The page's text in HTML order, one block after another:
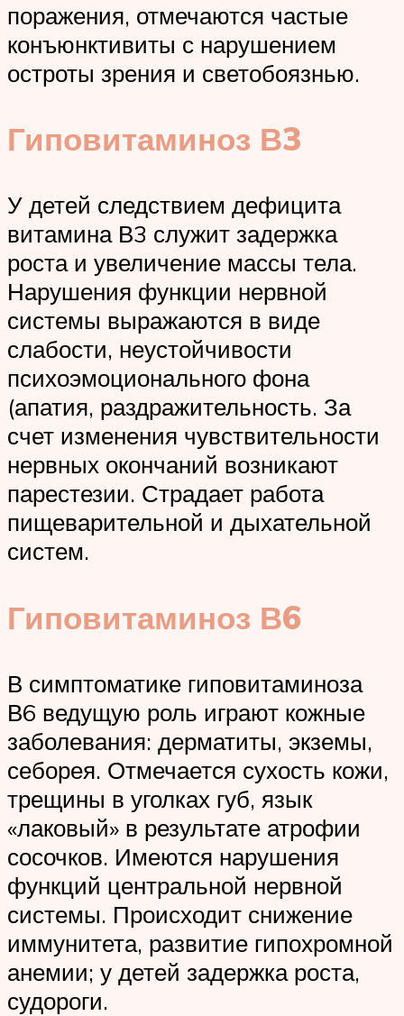
поражения, отмечаются частые
конъюнктивиты с нарушением
остроты зрения и светобоязнью.
Гиповитаминоз В3
У детей следствием дефицита
витамина В3 служит задержка
роста и увеличение массы тела.
Нарушения функции нервной
системы выражаются в виде
слабости, неустойчивости
психоэмоционального фона
(апатия, раздражительность. За
счет изменения чувствительности
нервных окончаний возникают
парестезии. Страдает работа
пищеварительной и дыхательной
систем.
Гиповитаминоз В6
В симптоматике гиповитаминоза
В6 ведущую роль играют кожные
заболевания: дерматиты, экземы,
себорея. Отмечается сухость кожи,
трещины в уголках губ, язык
«лаковый» в результате атрофии
сосочков. Имеются нарушения
функций центральной нервной
системы. Происходит снижение
иммунитета, развитие гипохромной
анемии; у детей задержка роста,
судороги.